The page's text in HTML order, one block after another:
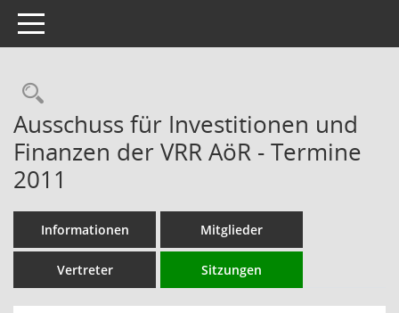
Toggle navigation
Rechercheauswahl
Ausschuss für Investitionen und
Finanzen der VRR AöR - Termine
2011
Informationen Mitglieder
Vertreter Sitzungen